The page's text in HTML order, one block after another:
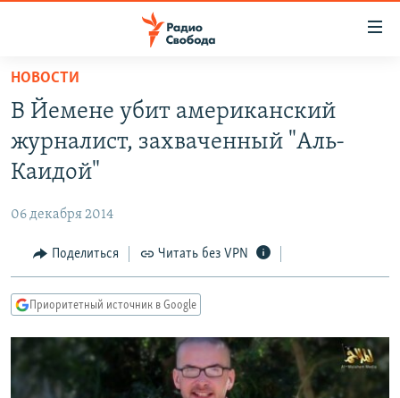
упрощенного
доступа
основному
Вернутся
Вернутся
поиску
ПРОГРАММЫ
АВТОРСКИЕ ПРОЕКТЫ
МНЕНИЯ
КУЛЬТУРА
КАВКАЗ.РЕАЛИИ
СЕВЕР.РЕАЛИИ
СИБИРЬ.РЕАЛИИ
НОВОСТИ
В Йемене убит американский
журналист, захваченный "Аль-
Каидой"
06 декабря 2014
Поделиться Читать без VPN
Приоритетный источник в Google